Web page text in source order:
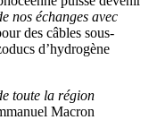
nos échanges avec
des câbles sous-
d’hydrogène
toute la région
Macron